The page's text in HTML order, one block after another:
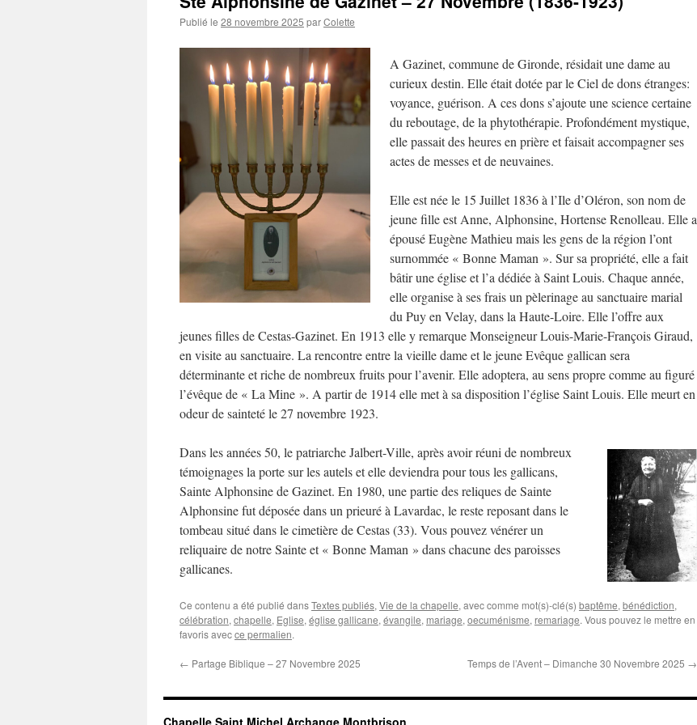
Publié le 28 novembre 2025 parColette
A Gazinet, commune de Gironde, résidait une dame au
curieux destin. Elle était dotée par le Ciel de dons étranges:
voyance, guérison. A ces dons s’ajoute une science certaine
du reboutage, de la phytothérapie. Profondément mystique,
elle passait des heures en prière et faisait accompagner ses
actes de messes et de neuvaines.
Elle est née le 15 Juillet 1836 à l’Ile d’Oléron, son nom de
jeune fille est Anne, Alphonsine, Hortense Renolleau. Elle a
épousé Eugène Mathieu mais les gens de la région l’ont
surnommée « Bonne Maman ». Sur sa propriété, elle a fait
bâtir une église et l’a dédiée à Saint Louis. Chaque année,
elle organise à ses frais un pèlerinage au sanctuaire marial
du Puy en Velay, dans la Haute-Loire. Elle l’offre aux
jeunes filles de Cestas-Gazinet. En 1913 elle y remarque Monseigneur Louis-Marie-François Giraud,
en visite au sanctuaire. La rencontre entre la vieille dame et le jeune Evêque gallican sera
déterminante et riche de nombreux fruits pour l’avenir. Elle adoptera, au sens propre comme au figuré
l’évêque de « La Mine ». A partir de 1914 elle met à sa disposition l’église Saint Louis. Elle meurt en
odeur de sainteté le 27 novembre 1923.
Dans les années 50, le patriarche Jalbert-Ville, après avoir réuni de nombreux
témoignages la porte sur les autels et elle deviendra pour tous les gallicans,
Sainte Alphonsine de Gazinet. En 1980, une partie des reliques de Sainte
Alphonsine fut déposée dans un prieuré à Lavardac, le reste reposant dans le
tombeau situé dans le cimetière de Cestas (33). Vous pouvez vénérer un
reliquaire de notre Sainte et « Bonne Maman » dans chacune des paroisses
gallicanes.
Ce contenu a été publié dansTextes publiés, Vie de la chapelle, avec comme mot(s)-clé(s) baptême, bénédiction,
célébration, chapelle, Eglise, église gallicane, évangile, mariage, oecuménisme, remariage. Vous pouvez le mettre en
favoris avecce permalien.
← Partage Biblique – 27 Novembre 2025 Temps de l’Avent – Dimanche 30 Novembre 2025 →
Chapelle Saint Michel Archange Montbrison